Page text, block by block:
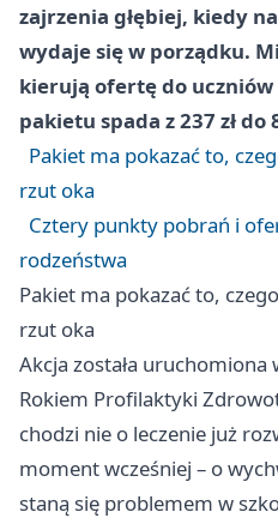
zajrzenia głębiej, kiedy
wydaje się w porządku.
kierują ofertę do uczniów
pakietu spada z 237 zł do
Pakiet ma pokazać to,
rzut oka
Cztery punkty pobrań i
rodzeństwa
Pakiet ma pokazać to,
rzut oka
Akcja została uruchomiona
Rokiem Profilaktyki
chodzi nie o leczenie już
moment wcześniej – o
staną się problemem w